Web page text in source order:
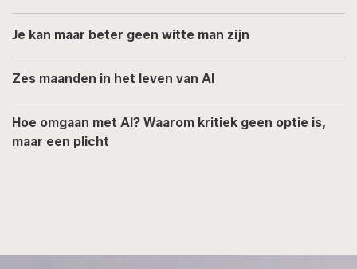
Je kan maar beter geen witte man zijn
Zes maanden in het leven van AI
Hoe omgaan met AI? Waarom kritiek geen optie is,
maar een plicht